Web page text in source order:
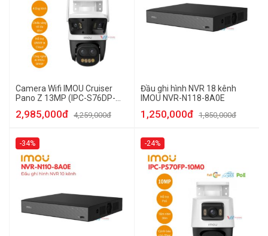
Camera Wifi IMOU Cruiser
Pano Z 13MP (IPC-S76DP-
2,985,000đ 4,259,000đ
Đầu ghi hình NVR 18 kênh
IMOU NVR-N118-8A0E
1,250,000đ 1,850,000đ
-34% -24%